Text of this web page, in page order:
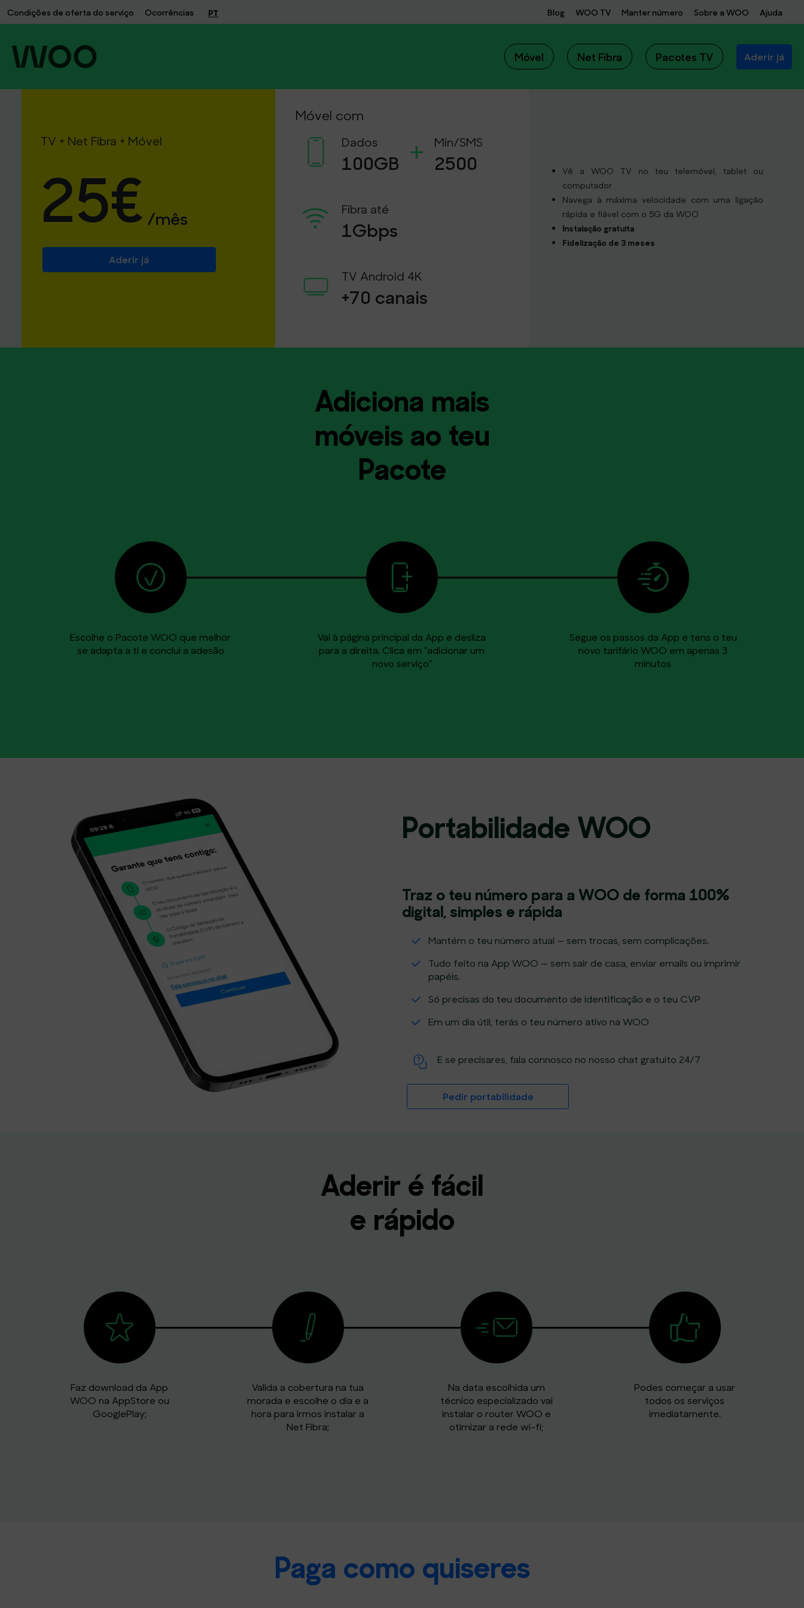
Condições de oferta do serviço Ocorrências PT Blog WOO TV Manter número Sobre a WOO Ajuda
Móvel Net Fibra Pacotes TV Aderir já
Móvel
Net
Fibra
TV + Net Fibra + Móvel
25€ /mês
Aderir já
Móvel com
Dados
100GB + Min/SMS
2500
Fibra até
1Gbps
TV Android 4K
+70 canais
Vê a WOO TV no teu telemóvel, tablet ou
computador
Navega à máxima velocidade com uma ligação
rápida e fiável com o 5G da WOO
Instalação gratuita
Fidelização de 3 meses
Adiciona mais
móveis ao teu
Pacote
Escolhe o Pacote WOO que melhor
se adapta a ti e conclui a adesão
Vai à página principal da App e desliza
para a direita. Clica em "adicionar um
novo serviço"
Segue os passos da App e tens o teu
novo tarifário WOO em apenas 3
minutos
Portabilidade WOO
Traz o teu número para a WOO de forma 100%
digital, simples e rápida
Mantém o teu número atual — sem trocas, sem complicações.
Tudo feito na App WOO — sem sair de casa, enviar emails ou imprimir
papéis.
Só precisas do teu documento de identificação e o teu CVP
Em um dia útil, terás o teu número ativo na WOO
E se precisares, fala connosco no nosso chat gratuito 24/7
Pedir portabilidade
Aderir é fácil
e rápido
​Faz download da App
WOO na AppStore ou
GooglePlay;
Valida a cobertura na tua
morada e escolhe o dia e a
hora para irmos instalar a
Net Fibra;
Na data escolhida um
técnico especializado vai
instalar o router WOO e
otimizar a rede wi-fi;
Podes começar a usar
todos os serviços
imediatamente.
Paga como quiseres